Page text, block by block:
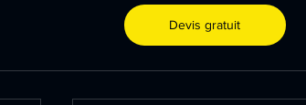
Devis gratuit